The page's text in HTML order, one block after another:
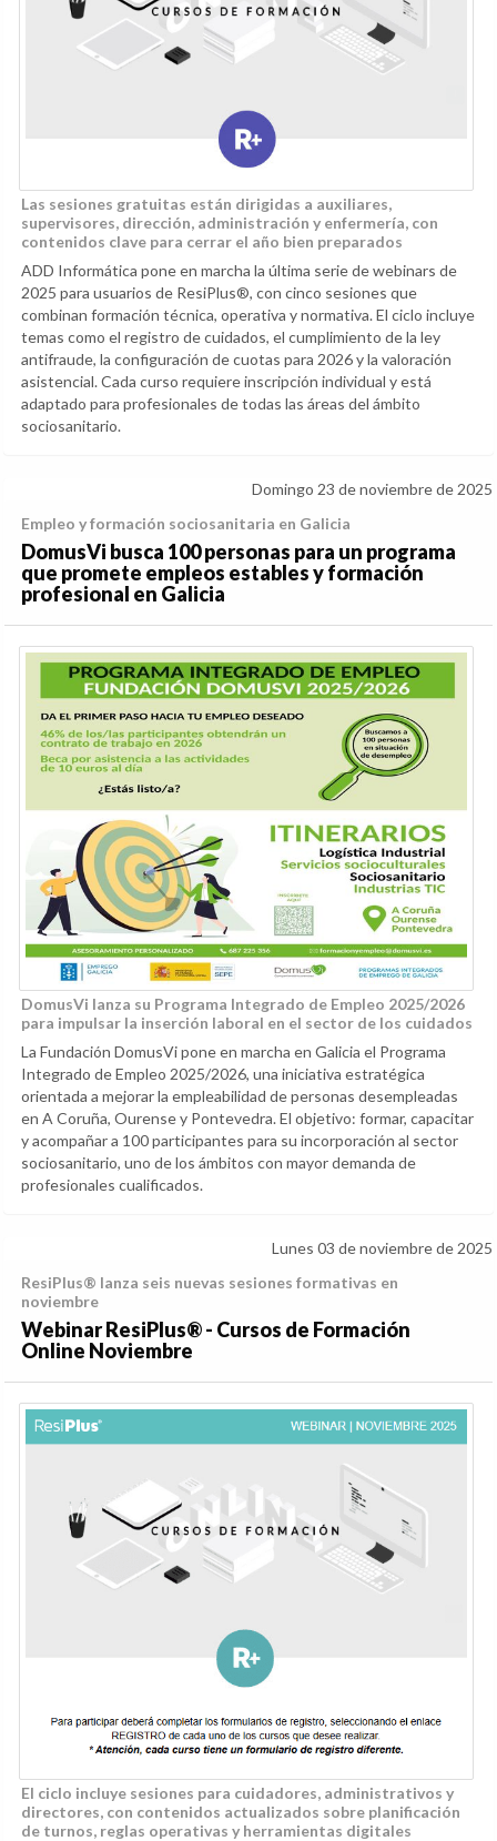
Las sesiones gratuitas están dirigidas a auxiliares,
supervisores, dirección, administración y enfermería, con
contenidos clave para cerrar el año bien preparados
ADD Informática pone en marcha la última serie de webinars de
2025 para usuarios de ResiPlus®, con cinco sesiones que
combinan formación técnica, operativa y normativa. El ciclo incluye
temas como el registro de cuidados, el cumplimiento de la ley
antifraude, la configuración de cuotas para 2026 y la valoración
asistencial. Cada curso requiere inscripción individual y está
adaptado para profesionales de todas las áreas del ámbito
sociosanitario.
Domingo 23 de noviembre de 2025
Empleo y formación sociosanitaria en Galicia
DomusVi busca 100 personas para un programa
que promete empleos estables y formación
profesional en Galicia
DomusVi lanza su Programa Integrado de Empleo 2025/2026
para impulsar la inserción laboral en el sector de los cuidados
La Fundación DomusVi pone en marcha en Galicia el Programa
Integrado de Empleo 2025/2026, una iniciativa estratégica
orientada a mejorar la empleabilidad de personas desempleadas
en A Coruña, Ourense y Pontevedra. El objetivo: formar, capacitar
y acompañar a 100 participantes para su incorporación al sector
sociosanitario, uno de los ámbitos con mayor demanda de
profesionales cualificados.
Lunes 03 de noviembre de 2025
ResiPlus® lanza seis nuevas sesiones formativas en
noviembre
Webinar ResiPlus® - Cursos de Formación
Online Noviembre
El ciclo incluye sesiones para cuidadores, administrativos y
directores, con contenidos actualizados sobre planificación
de turnos, reglas operativas y herramientas digitales